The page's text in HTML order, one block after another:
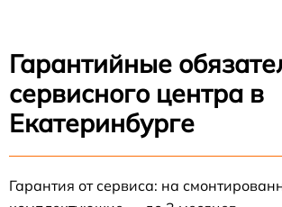
Гарантийные
сервисного центра в
Екатеринбурге
Гарантия от сервиса: на